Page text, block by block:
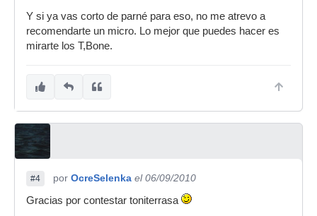
Y si ya vas corto de parné para eso, no me atrevo a
recomendarte un micro. Lo mejor que puedes hacer es
mirarte los T,Bone.
#4 por OcreSelenka el 06/09/2010
Gracias por contestar toniterrasa